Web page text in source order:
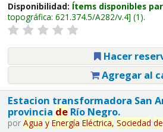
Disponibilidad: Ítems disponibles
topográfica: 621.374.5/A282/v.4 (1).
Hacer
Agregar al
Estacion transformadora San
provincia deRío Negro.
por Agua y Energía Eléctrica, Sociedad de